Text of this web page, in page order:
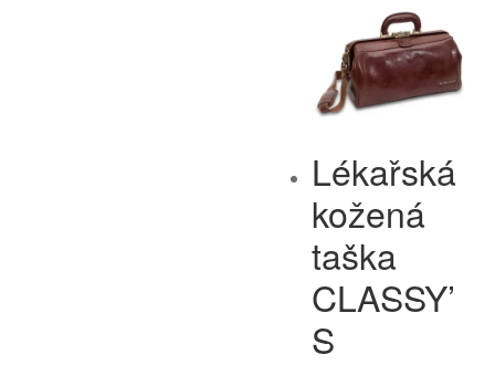
Lékařská
kožená
taška
CLASSY’
S